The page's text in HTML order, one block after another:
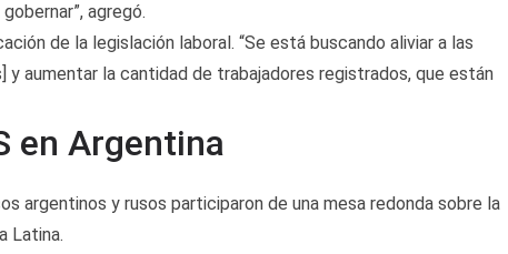
agregó.
de la legislación laboral. “Se está buscando aliviar a las
y aumentar la cantidad de trabajadores registrados, que están
en Argentina
argentinos y rusos participaron de una mesa redonda sobre la
Latina.